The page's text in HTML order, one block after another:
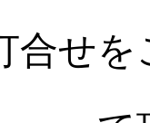
せを